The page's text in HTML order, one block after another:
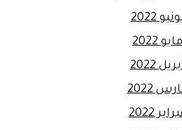
2022
مايو 2022
2022
2022
2022